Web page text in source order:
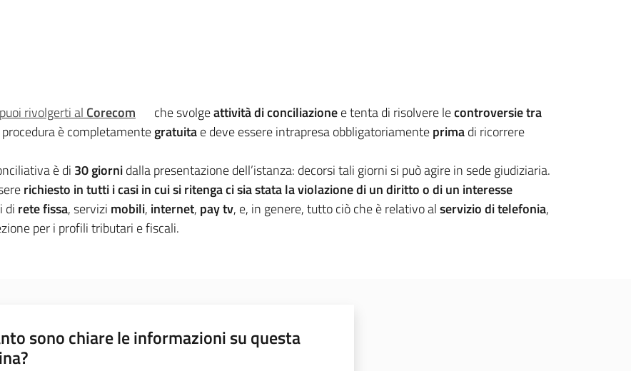
puoi rivolgerti al Corecom che svolgeattività di conciliazionee tenta di risolvere lecontroversie tra
procedura è completamentegratuitae deve essere intrapresa obbligatoriamenteprimadi ricorrere
è di 30 giornidalla presentazione dell’istanza: decorsi tali giorni si può agire in sede giudiziaria.
richiesto in tutti i casi in cui si ritenga ci sia stata la violazione di un dirittoo di un interesse
di rete fissa, servizi mobili, internet, pay tv, e, in genere, tutto ciò che è relativo alservizio di telefonia,
per i profili tributari e fiscali.
sono chiare le informazioni su questa